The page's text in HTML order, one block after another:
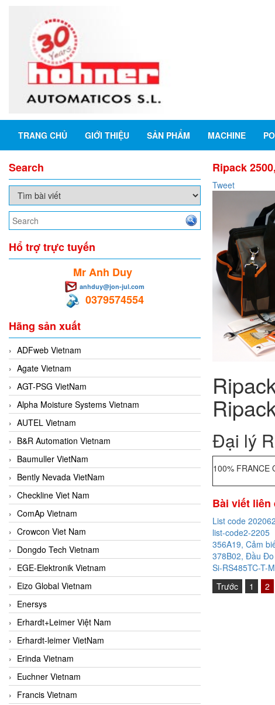
TRANG CHỦ GIỚI THIỆU SẢN PHẨM MACHINE
Search
Hổ trợ trực tuyến
Mr Anh Duy
anhduy@jon-jul.com
0379574554
Hãng sản xuất
ADFweb Vietnam
Agate Vietnam
AGT-PSG VietNam
Alpha Moisture Systems Vietnam
AUTEL Vietnam
B&R Automation Vietnam
Baumuller VietNam
Bently Nevada VietNam
Checkline Viet Nam
ComAp Vietnam
Crowcon Viet Nam
Dongdo Tech Vietnam
EGE-Elektronik Vietnam
Eizo Global Vietnam
Enersys
Erhardt+Leimer Việt Nam
Erhardt-leimer VietNam
Erinda Vietnam
Euchner Vietnam
Francis Vietnam
Ripack
Tweet
Đại lý
100% FRANCE
Bài viết liên
List code
list-code2-2205
356A19, Cảm
378B02, Đầu
Si-RS485TC-T-
Trước
1 2